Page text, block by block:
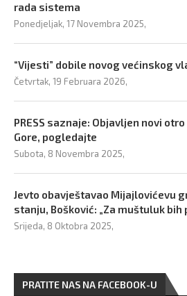
rada sistema
Ponedjeljak, 17 Novembra 2025,
“Vijesti” dobile novog većinskog
Četvrtak, 19 Februara 2026,
PRESS saznaje: Objavljen novi
Gore, pogledajte
Subota, 8 Novembra 2025,
Jevto obavještavao Mijajlovićevu
stanju, Bošković: „Za muštuluk bih
Srijeda, 8 Oktobra 2025,
PRATITE NAS NA FACEBOOK-U